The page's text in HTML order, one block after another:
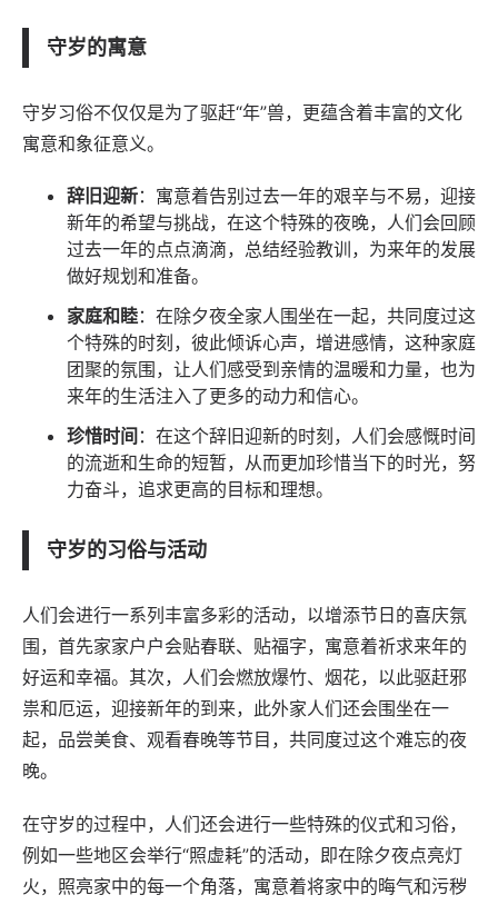
守岁的寓意
守岁习俗不仅仅是为了驱赶“年”兽，更蕴含着丰富的文化
寓意和象征意义。
辞旧迎新：寓意着告别过去一年的艰辛与不易，迎接
新年的希望与挑战，在这个特殊的夜晚，人们会回顾
过去一年的点点滴滴，总结经验教训，为来年的发展
做好规划和准备。
家庭和睦：在除夕夜全家人围坐在一起，共同度过这
个特殊的时刻，彼此倾诉心声，增进感情，这种家庭
团聚的氛围，让人们感受到亲情的温暖和力量，也为
来年的生活注入了更多的动力和信心。
珍惜时间 ：在这个辞旧迎新的时刻，人们会感慨时间
的流逝和生命的短暂，从而更加珍惜当下的时光，努
力奋斗，追求更高的目标和理想。
守岁的习俗与活动
人们会进行一系列丰富多彩的活动，以增添节日的喜庆氛
围，首先家家户户会贴春联、贴福字，寓意着祈求来年的
好运和幸福。其次，人们会燃放爆竹、烟花，以此驱赶邪
祟和厄运，迎接新年的到来，此外家人们还会围坐在一
起，品尝美食、观看春晚等节目，共同度过这个难忘的夜
晚。
在守岁的过程中，人们还会进行一些特殊的仪式和习俗，
例如一些地区会举行“照虚耗”的活动，即在除夕夜点亮灯
火，照亮家中的每一个角落，寓意着将家中的晦气和污秽